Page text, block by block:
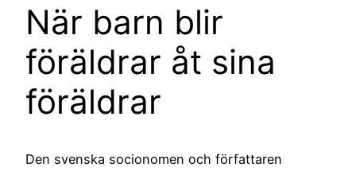
När barn blir
föräldrar åt sina
föräldrar
Den svenska socionomen och författaren